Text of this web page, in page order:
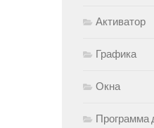
Активатор
Графика
Окна
Программа